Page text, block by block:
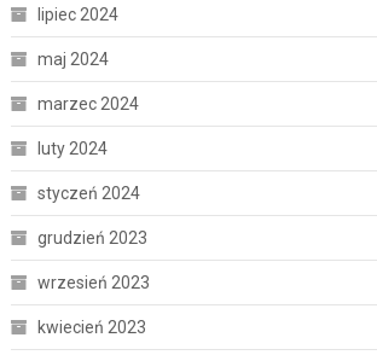
lipiec 2024
maj 2024
marzec 2024
luty 2024
styczeń 2024
grudzień 2023
wrzesień 2023
kwiecień 2023